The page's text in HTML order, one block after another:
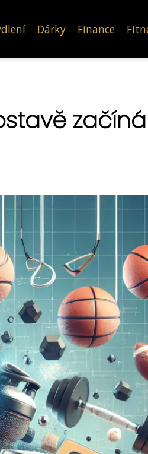
Dárky Finance
začíná